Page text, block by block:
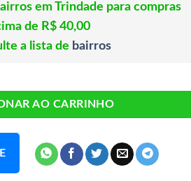
em Trindade para compras
de R$ 40,00
a lista de bairros
quantidade
AO CARRINHO